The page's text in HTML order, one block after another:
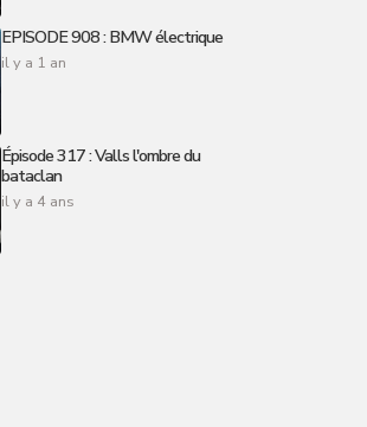
EPISODE 908 : BMW électrique
il y a 1 an
Épisode 317 : Valls l'ombre du
bataclan
il y a 4 ans